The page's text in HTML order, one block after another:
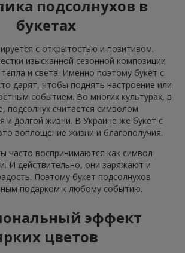
подсолнухов в
букетах
с открытостью и позитивом.
изысканной сезонной композиции
и света. Именно поэтому букет с
дарят, чтобы поднять настроение или
событием. Во многих культурах, в
подсолнух считается символом
и долгой жизни. В Украине же букет с
воплощение жизни и благополучия.
часто воспринимаются как символ
И действительно, они заряжают и
Поэтому букет подсолнухов
подарком к любому событию.
эффект
цветов